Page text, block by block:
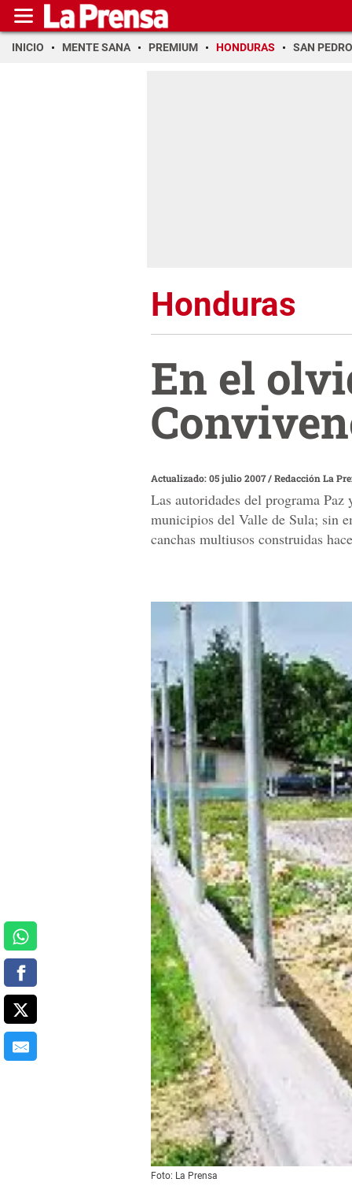
INICIO MENTE SANA PREMIUM HONDURAS SAN PEDRO
Honduras
En el
Actualizado: 05 julio 2007/Redacción La
Las autoridades del programa
municipios del Valle de Sula; sin
canchas multiusos construidas
Foto: La Prensa